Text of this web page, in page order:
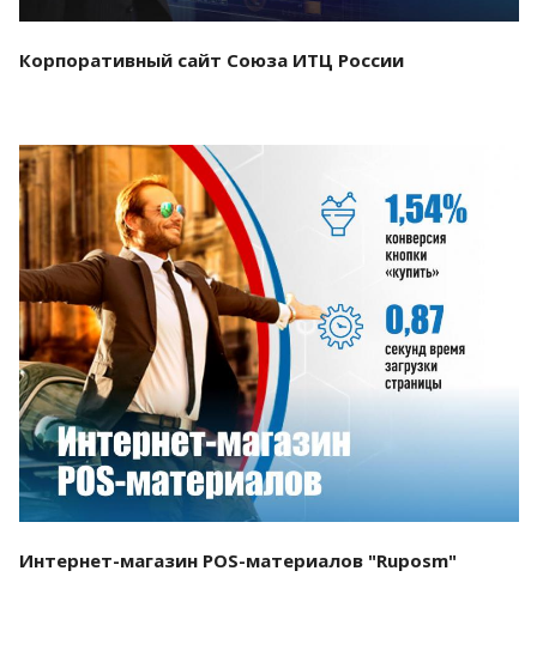
Корпоративный сайт Союза ИТЦ России
Смотреть проект
Интернет-магазин POS-материалов "Ruposm"